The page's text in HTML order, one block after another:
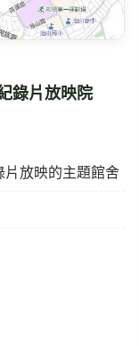
錄片放映院
片放映的主題館舍